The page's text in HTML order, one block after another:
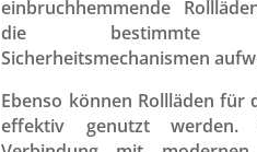
einbruchhemmende
die bestimmte
Sicherheitsmechanismen
Ebenso können Rollläden für
effektiv genutzt